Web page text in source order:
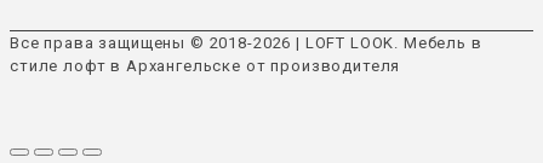
Все права защищены © 2018-2026 | LOFT LOOK. Мебель в
стиле лофт в Архангельске от производителя